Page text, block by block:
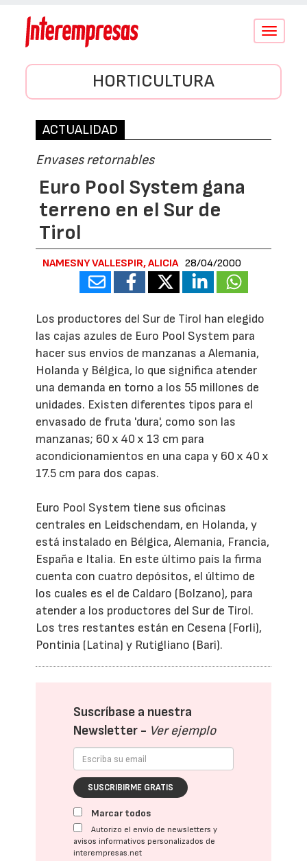
Conmutar
HORTICULTURA
ACTUALIDAD
Envases retornables
Euro Pool System gana
terreno en el Sur de
Tirol
NAMESNY VALLESPIR, ALICIA 28/04/2000
Los productores del Sur de Tirol han elegido
las cajas azules de Euro Pool System para
hacer sus envíos de manzanas a Alemania,
Holanda y Bélgica, lo que significa atender
una demanda en torno a los 55 millones de
unidades. Existen diferentes tipos para el
envasado de fruta 'dura', como son las
manzanas; 60 x 40 x 13 cm para
acondicionamientos en una capa y 60 x 40 x
17.5 cm para dos capas.
Euro Pool System tiene sus oficinas
centrales en Leidschendam, en Holanda, y
está instalado en Bélgica, Alemania, Francia,
España e Italia. En este último país la firma
cuenta con cuatro depósitos, el último de
los cuales es el de Caldaro (Bolzano), para
atender a los productores del Sur de Tirol.
Los tres restantes están en Cesena (Forli),
Pontinia (Latina) y Rutigliano (Bari).
Suscríbase a nuestra
Newsletter - Ver ejemplo
SUSCRIBIRME GRATIS
Marcar todos
Autorizo el envío de newsletters y
avisos informativos personalizados de
interempresas.net